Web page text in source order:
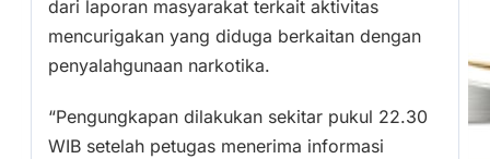
dari laporan masyarakat terkait aktivitas
mencurigakan yang diduga berkaitan dengan
penyalahgunaan narkotika.
“Pengungkapan dilakukan sekitar pukul 22.30
WIB setelah petugas menerima informasi